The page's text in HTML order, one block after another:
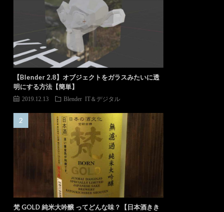
【Blender 2.8】オブジェクトをガラスみたいに透
明にする方法【簡単】
2019.12.13 Blender IT＆デジタル
梵 GOLD 純米大吟醸 ってどんな味？【日本酒きき